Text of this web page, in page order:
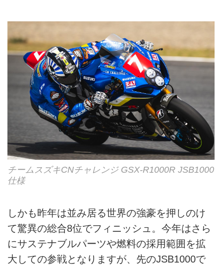
チームスズキCNチャレンジ GSX-R1000R JSB1000
仕様
しかも昨年は並み居る世界の強豪を押しのけ
て驚異の総合8位でフィニッシュ。今年はさら
にサステナブルパーツや燃料の採用範囲を拡
大しての参戦となりますが、先のJSB1000で